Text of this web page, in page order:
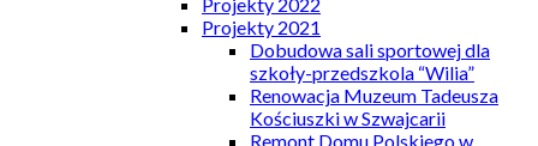
Projekty 2021
Dobudowa sali sportowej dla
szkoły-przedszkola “Wilia”
Renowacja Muzeum Tadeusza
Kościuszki w Szwajcarii
Remont Domu Polskiego w